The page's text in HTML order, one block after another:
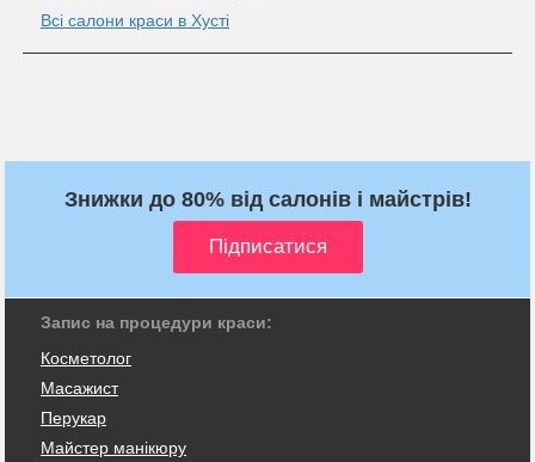
Всі салони краси в Хусті
Знижки до 80% від салонів і майстрів!
Запис на процедури краси:
Косметолог
Масажист
Перукар
Майстер манікюру